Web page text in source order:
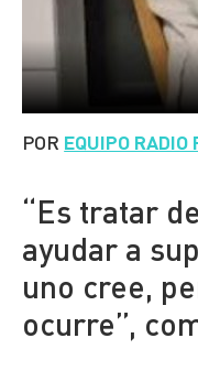
POR EQUIPO RADIO
“Es tratar
ayudar a
uno cree,
ocurre”,